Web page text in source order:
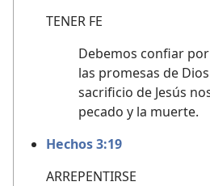
TENER FE
Debemos confiar
las promesas de
sacrificio de Jesús
pecado y la muerte.
Hechos 3:19
ARREPENTIRSE